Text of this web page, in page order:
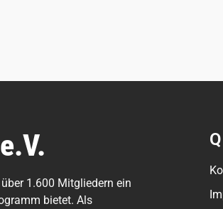
1.600 Mitgliedern ein
bietet. Als